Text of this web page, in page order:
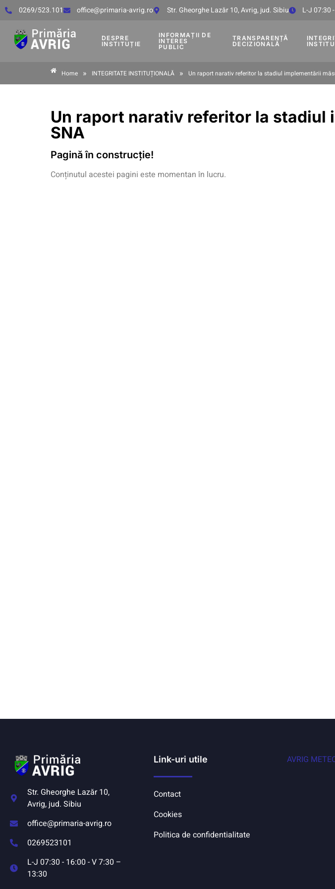
0269/523.101 office@primaria-avrig.ro Str. Gheorghe Lazăr 10, Avrig, jud. Sibiu L-J 07:30
DESPRE
INSTITUȚIE
INFORMAȚII DE
INTERES
PUBLIC
TRANSPARENȚĂ
DECIZIONALĂ
Home » INTEGRITATE INSTITUȚIONALĂ » Un raport narativ referitor la stadiul implementării
Un raport narativ referitor la stadiul
SNA
Pagină în construcție!
Conținutul acestei pagini este momentan în lucru.
Str. Gheorghe Lazăr 10,
Avrig, jud. Sibiu
office@primaria-avrig.ro
0269523101
L-J 07:30 - 16:00 - V 7:30 –
13:30
Link-uri utile
Contact
Cookies
Politica de confidentialitate
AVRIG